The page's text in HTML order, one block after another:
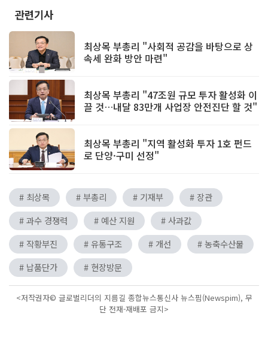
관련기사
최상목 부총리 "사회적 공감을 바탕으로 상
속세 완화 방안 마련"
최상목 부총리 "47조원 규모 투자 활성화 이
끌 것…내달 83만개 사업장 안전진단 할 것"
최상목 부총리 "지역 활성화 투자 1호 펀드
로 단양·구미 선정"
# 최상목 # 부총리 # 기재부
# 장관
# 과수 경쟁력
# 예산 지원
# 사과값
# 작황부진
# 유통구조 # 개선
# 농축수산물
# 납품단가
# 현장방문
<저작권자© 글로벌리더의 지름길 종합뉴스통신사 뉴스핌(Newspim), 무
단 전재-재배포 금지>